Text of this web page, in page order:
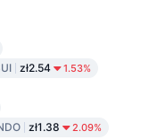
zł2.54 1.53%
zł1.38 2.09%